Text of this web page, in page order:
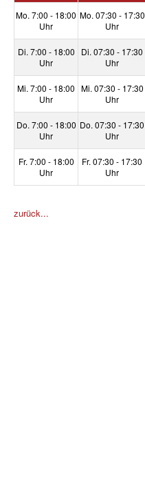
GESUNDHEITSSPORT
Mo. 7:00 - 18:00
Uhr
Mo. 07:30 - 17:30
Uhr
Di. 7:00 - 18:00
Uhr
Di. 07:30 - 17:30
Uhr
Mi. 7:00 - 18:00
Uhr
Mi. 07:30 - 17:30
Uhr
Do. 7:00 - 18:00
Uhr
Do. 07:30 - 17:30
Uhr
Fr. 7:00 - 18:00
Uhr
Fr. 07:30 - 17:30
Uhr
zurück...